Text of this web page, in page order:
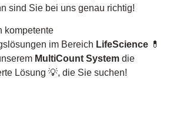
sind Sie bei uns genau richtig!
kompetente
im Bereich LifeScience 💊
MultiCount System die
Lösung 💡, die Sie suchen!